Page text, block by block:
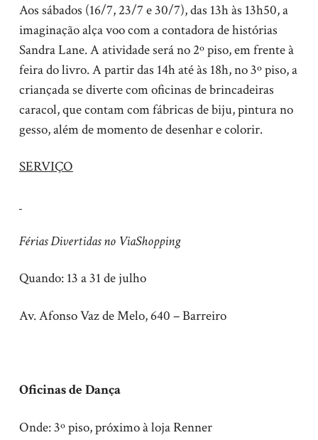
Aos sábados (16/7, 23/7 e 30/7), das 13h às 13h50, a
imaginação alça voo com a contadora de histórias
Sandra Lane. A atividade será no 2º piso, em frente à
feira do livro. A partir das 14h até às 18h, no 3º piso, a
criançada se diverte com oficinas de brincadeiras
caracol, que contam com fábricas de biju, pintura no
gesso, além de momento de desenhar e colorir.
SERVIÇO
Férias Divertidas no ViaShopping
Quando: 13 a 31 de julho
Av. Afonso Vaz de Melo, 640 – Barreiro
Oficinas de Dança
Onde: 3º piso, próximo à loja Renner